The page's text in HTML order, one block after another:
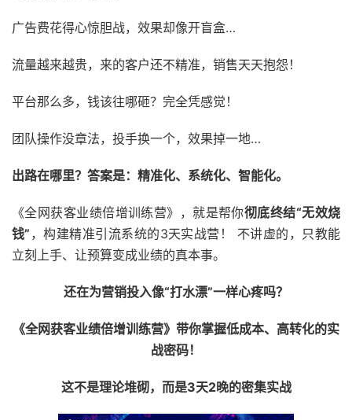
广告费花得心惊胆战，效果却像开盲盒…
流量越来越贵，来的客户还不精准，销售天天抱怨！
平台那么多，钱该往哪砸？完全凭感觉！
团队操作没章法，投手换一个，效果掉一地…
出路在哪里？答案是：精准化、系统化、智能化。
《全网获客业绩倍增训练营》，就是帮你彻底终结“无效烧
钱” ，构建精准引流系统的3天实战营！ 不讲虚的，只教能
立刻上手、让预算变成业绩的真本事。
还在为营销投入像“打水漂”一样心疼吗？
《全网获客业绩倍增训练营》带你掌握低成本、高转化的实
战密码！
这不是理论堆砌，而是3天2晚的密集实战